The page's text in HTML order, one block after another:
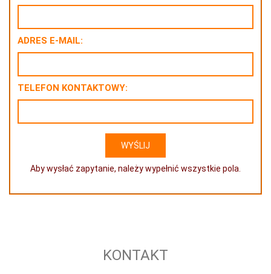
ADRES E-MAIL:
TELEFON KONTAKTOWY:
Aby wysłać zapytanie, należy wypełnić wszystkie pola.
KONTAKT